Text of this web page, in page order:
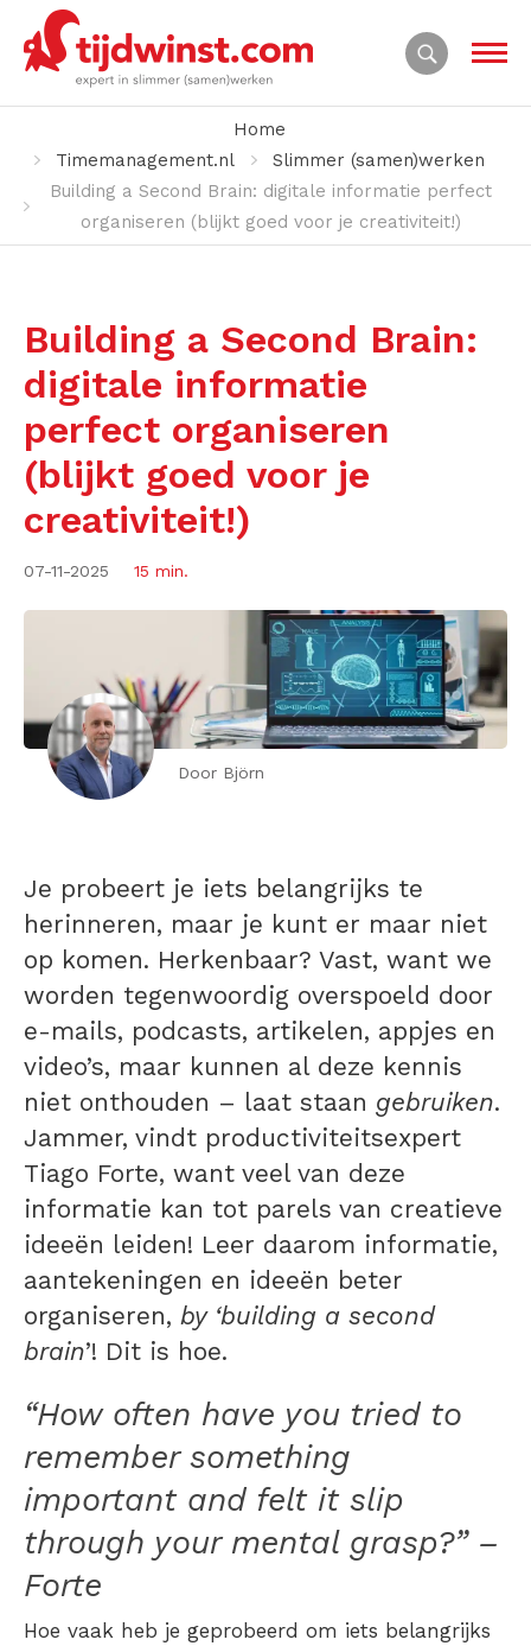
Home
Timemanagement.nl
Slimmer (samen)werken
Building a Second Brain: digitale informatie perfect
organiseren (blijkt goed voor je creativiteit!)
Building a Second Brain:
digitale informatie
perfect organiseren
(blijkt goed voor je
creativiteit!)
07-11-2025 15 min.
Door Björn
Je probeert je iets belangrijks te
herinneren, maar je kunt er maar niet
op komen. Herkenbaar? Vast, want we
worden tegenwoordig overspoeld door
e-mails, podcasts, artikelen, appjes en
video’s, maar kunnen al deze kennis
niet onthouden – laat staan gebruiken.
Jammer, vindt productiviteitsexpert
Tiago Forte, want veel van deze
informatie kan tot parels van creatieve
ideeën leiden! Leer daarom informatie,
aantekeningen en ideeën beter
organiseren, by ‘building a second
brain’! Dit is hoe.
“How often have you tried to
remember something
important and felt it slip
through your mental grasp?” –
Forte
Hoe vaak heb je geprobeerd om iets belangrijks